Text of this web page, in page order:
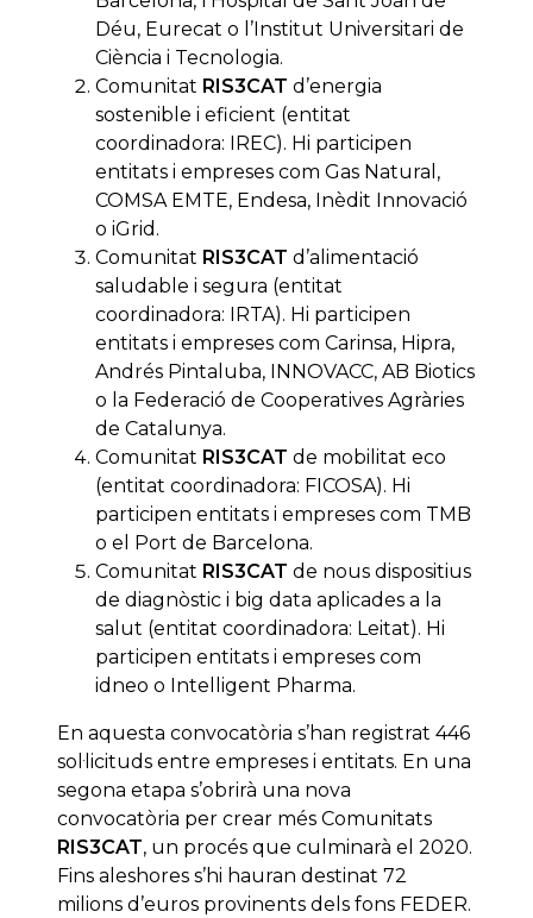
Déu, Eurecat o l’Institut Universitari de
Ciència i Tecnologia.
Comunitat RIS3CAT d’energia
sostenible i eficient (entitat
coordinadora: IREC). Hi participen
entitats i empreses com Gas Natural,
COMSA EMTE, Endesa, Inèdit Innovació
o iGrid.
Comunitat RIS3CAT d’alimentació
saludable i segura (entitat
coordinadora: IRTA). Hi participen
entitats i empreses com Carinsa, Hipra,
Andrés Pintaluba, INNOVACC, AB Biotics
o la Federació de Cooperatives Agràries
de Catalunya.
Comunitat RIS3CAT de mobilitat eco
(entitat coordinadora: FICOSA). Hi
participen entitats i empreses com TMB
o el Port de Barcelona.
Comunitat RIS3CAT de nous dispositius
de diagnòstic i big data aplicades a la
salut (entitat coordinadora: Leitat). Hi
participen entitats i empreses com
idneo o Intelligent Pharma.
En aquesta convocatòria s’han registrat 446
sol·licituds entre empreses i entitats. En una
segona etapa s’obrirà una nova
convocatòria per crear més Comunitats
RIS3CAT, un procés que culminarà el 2020.
Fins aleshores s’hi hauran destinat 72
milions d’euros provinents dels fons FEDER.